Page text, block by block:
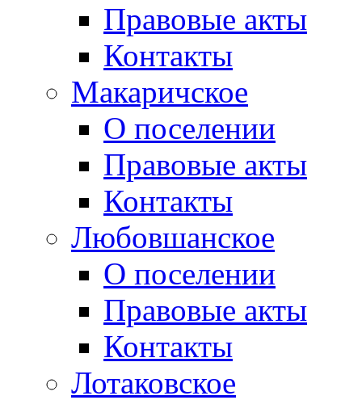
Правовые акты
Контакты
Макаричское
О поселении
Правовые акты
Контакты
Любовшанское
О поселении
Правовые акты
Контакты
Лотаковское